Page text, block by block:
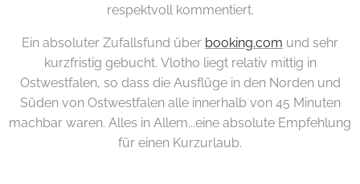
respektvoll kommentiert.
Ein absoluter Zufallsfund über booking.com und sehr
kurzfristig gebucht. Vlotho liegt relativ mittig in
Ostwestfalen, so dass die Ausflüge in den Norden und
Süden von Ostwestfalen alle innerhalb von 45 Minuten
machbar waren. Alles in Allem...eine absolute Empfehlung
für einen Kurzurlaub.